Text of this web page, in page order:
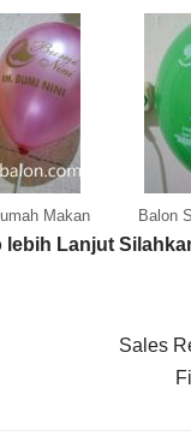
Makan Balon
lebih Lanjut
Sales